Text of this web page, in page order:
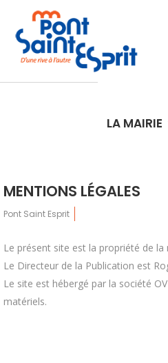
LA MAIRIE
MENTIONS LÉGALES
Pont Saint Esprit
Le présent site est la propriété de la
Le Directeur de la Publication est
Le site est hébergé par la société
matériels.